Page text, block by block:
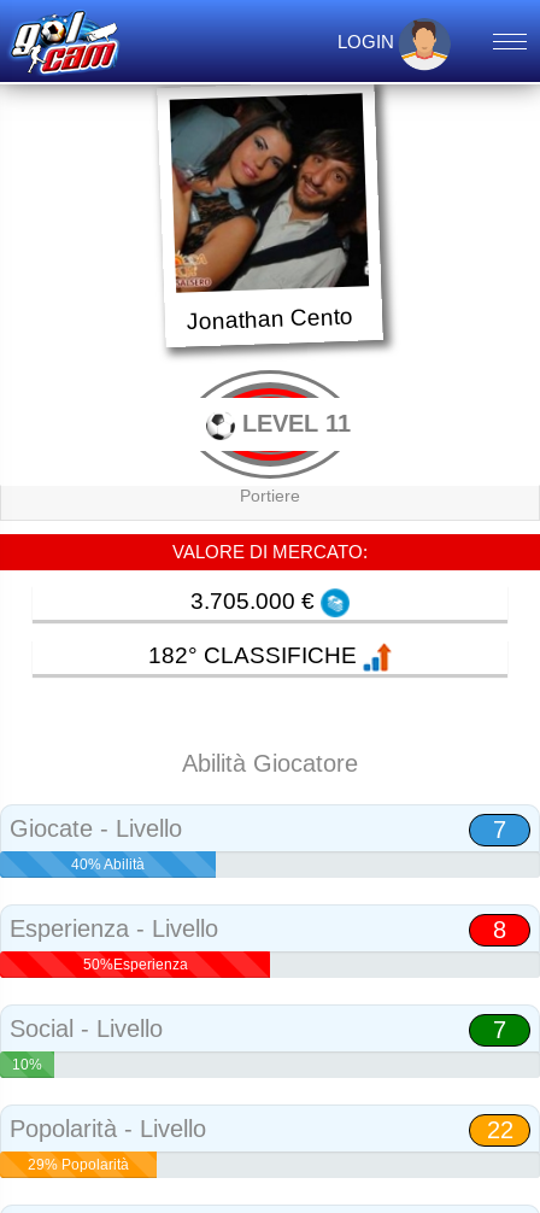
LOGIN
Jonathan Cento
LEVEL 11
Portiere
VALORE DI MERCATO:
3.705.000 €
182° CLASSIFICHE
Abilità Giocatore
Giocate - Livello 7
40% Abilità
Esperienza - Livello 8
50%Esperienza
Social - Livello 7
10%
Popolarità - Livello 22
29% Popolarità